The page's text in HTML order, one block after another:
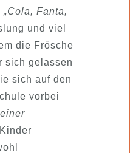
„Cola, Fanta,
und viel
die Frösche
sich gelassen
sich auf den
vorbei